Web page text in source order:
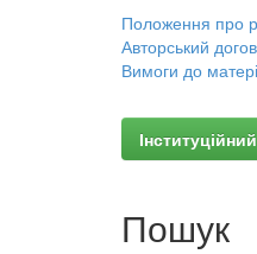
Положення про
Авторський
Вимоги до
Пошук